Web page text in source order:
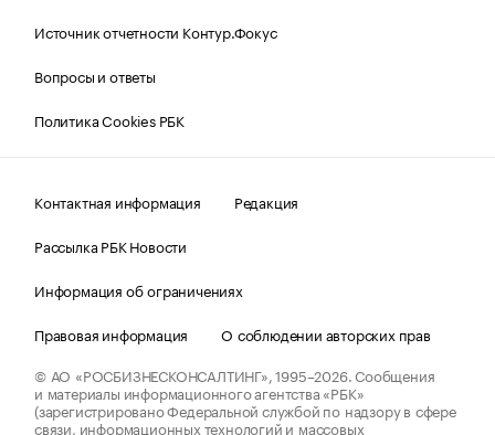
Источник отчетности Контур.Фокус
Вопросы и ответы
Политика Cookies РБК
Контактная информация
Редакция
Рассылка РБК Новости
Информация об ограничениях
Правовая информация
О соблюдении авторских прав
© АО «РОСБИЗНЕСКОНСАЛТИНГ»,1995–2026.Сообщения
и материалы информационного агентства «РБК»
(зарегистрировано Федеральной службой по надзору в сфере
связи, информационных технологий и массовых